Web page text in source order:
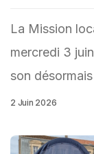
La Mission
mercredi 3
son
2 Juin 2026